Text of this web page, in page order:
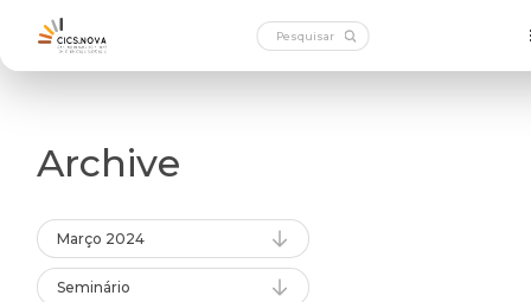
Archive
Março 2024
Seminário